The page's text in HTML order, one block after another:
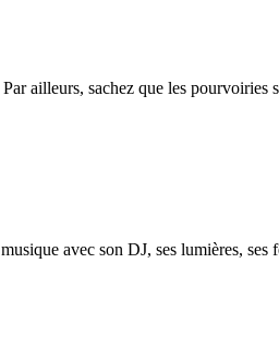
ailleurs, sachez que les pourvoiries